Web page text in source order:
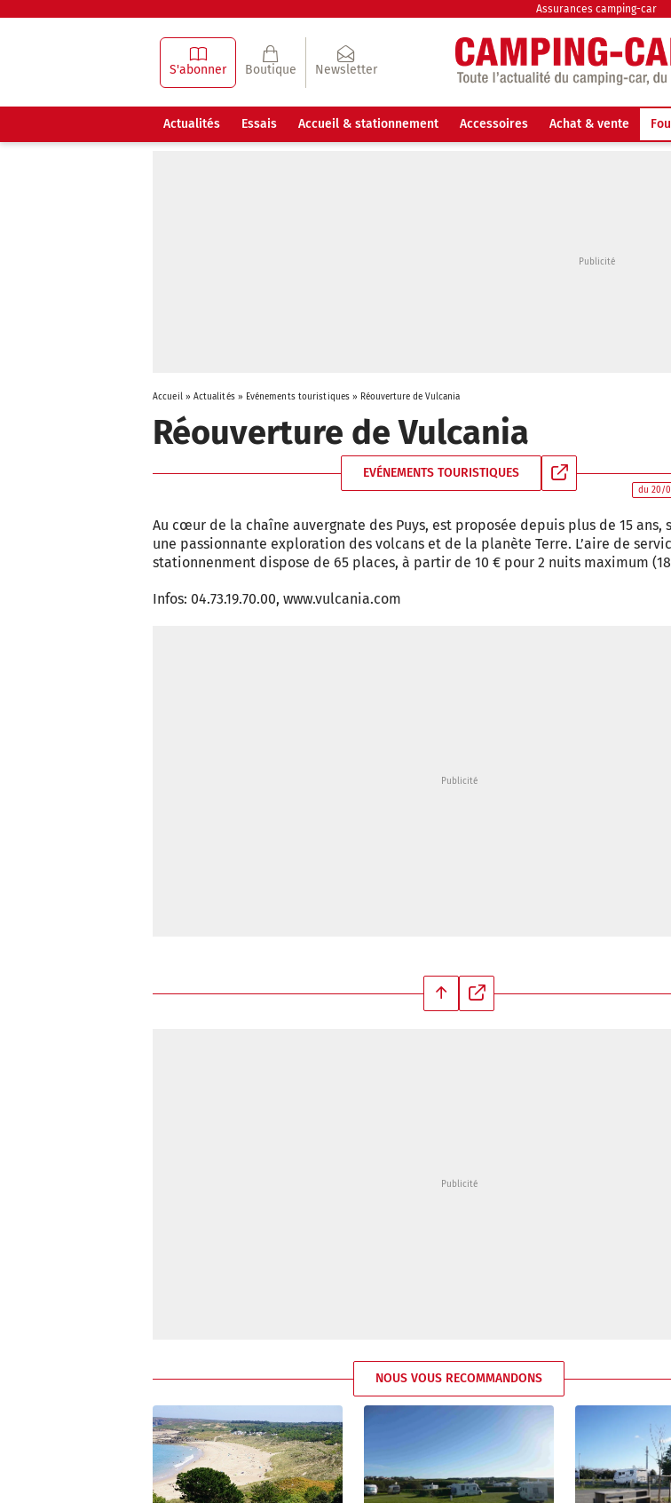
Assurances camping-car
S'abonner Boutique Newsletter
Actualités Essais Accueil & stationnement Accessoires Achat & vente
Accueil» Actualités» Evénements touristiques » Réouverture de Vulcania
Réouverture de Vulcania
EVÉNEMENTS TOURISTIQUES
du 20/
Au cœur de la chaîne auvergnate des Puys, est proposée depuis plus de 15 ans,
une passionnante exploration des volcans et de la planète Terre. L’aire de
stationnenment dispose de 65 places, à partir de 10 € pour 2 nuits maximum
Infos: 04.73.19.70.00, www.vulcania.com
NOUS VOUS RECOMMANDONS